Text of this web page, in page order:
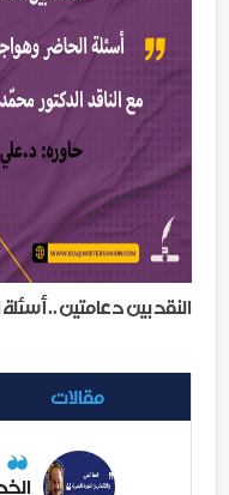
النقد بين دعامتين ..
مقالات